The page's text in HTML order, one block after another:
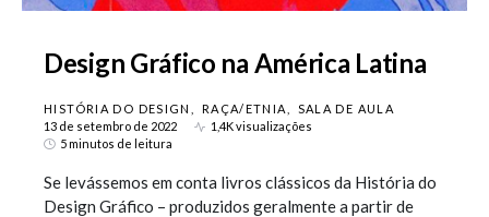
Design Gráfico na América Latina
HISTÓRIA DO DESIGN RAÇA/ETNIA
SALA DE AULA
13 de setembro de 2022
1,4K visualizações
5 minutos de leitura
Se levássemos em conta livros clássicos da História do
Design Gráfico – produzidos geralmente a partir de